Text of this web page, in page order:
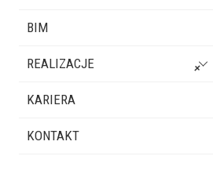
BIM
REALIZACJE
KARIERA
KONTAKT